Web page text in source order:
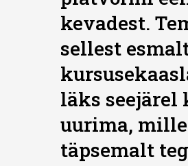
kevadest.
sellest
läks seejärel
uurima,
täpsemalt